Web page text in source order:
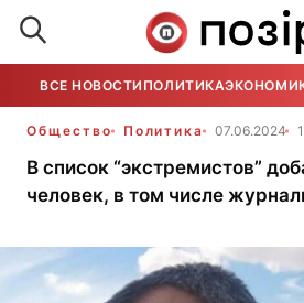
ВСЕ НОВОСТИ ПОЛИТИКА
Общество Политика 07.06.2024
В список “экстремистов”
человек, в том числе